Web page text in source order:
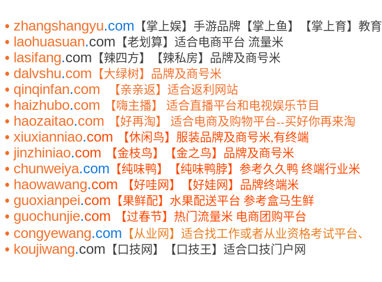
• zhangshangyu.com 【掌上娱】手游品牌【掌上鱼】【掌上育】教育
• laohuasuan.com 【老划算】适合电商平台 流量米
• lasifang.com 【辣四方】【辣私房】品牌及商号米
• dalvshu.com 【大绿树】品牌及商号米
• qinqinfan.com 【亲亲返】适合返利网站
• haizhubo.com 【嗨主播】 适合直播平台和电视娱乐节目
• haozaitao.com 【好再淘】 适合电商及购物平台--买好你再来淘
• xiuxianniao.com 【休闲鸟】服装品牌及商号米,有终端
• jinzhiniao.com 【金枝鸟】【金之鸟】品牌及商号米
• chunweiya.com 【纯味鸭】【纯味鸭脖】参考久久鸭 终端行业米
• haowawang.com 【好哇网】【好娃网】品牌终端米
• guoxianpei.com 【果鲜配】水果配送平台 参考盒马生鲜
• guochunjie.com 【过春节】热门流量米 电商团购平台
• congyewang.com 【从业网】适合找工作或者从业资格考试平台、
• koujiwang.com 【口技网】【口技王】适合口技门户网